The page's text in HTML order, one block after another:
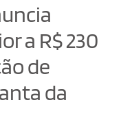
a R$ 230
de
da